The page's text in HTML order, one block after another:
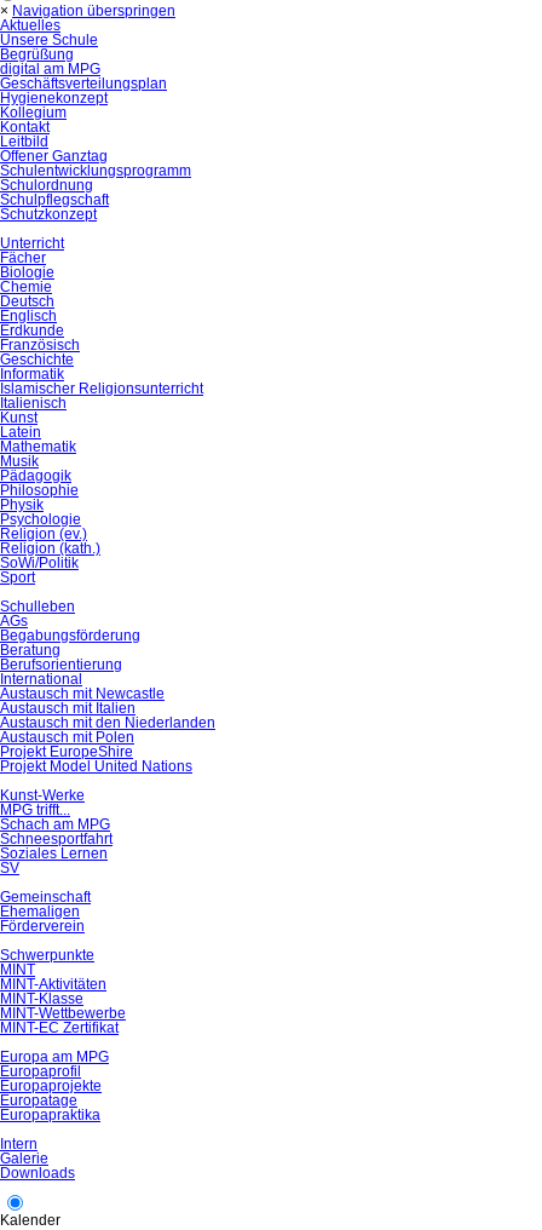
× Navigation überspringen
Aktuelles
Unsere Schule
Begrüßung
digital am MPG
Geschäftsverteilungsplan
Hygienekonzept
Kollegium
Kontakt
Leitbild
Offener Ganztag
Schulentwicklungsprogramm
Schulordnung
Schulpflegschaft
Schutzkonzept
Unterricht
Fächer
Biologie
Chemie
Deutsch
Englisch
Erdkunde
Französisch
Geschichte
Informatik
Islamischer Religionsunterricht
Italienisch
Kunst
Latein
Mathematik
Musik
Pädagogik
Philosophie
Physik
Psychologie
Religion (ev.)
Religion (kath.)
SoWi/Politik
Sport
Schulleben
AGs
Begabungsförderung
Beratung
Berufsorientierung
International
Austausch mit Newcastle
Austausch mit Italien
Austausch mit den Niederlanden
Austausch mit Polen
Projekt EuropeShire
Projekt Model United Nations
Kunst-Werke
MPG trifft...
Schach am MPG
Schneesportfahrt
Soziales Lernen
SV
Gemeinschaft
Ehemaligen
Förderverein
Schwerpunkte
MINT
MINT-Aktivitäten
MINT-Klasse
MINT-Wettbewerbe
MINT-EC Zertifikat
Europa am MPG
Europaprofil
Europaprojekte
Europatage
Europapraktika
Intern
Galerie
Downloads
Kalender